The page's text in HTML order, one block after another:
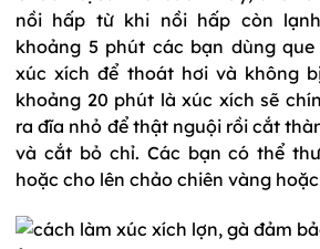
nồi hấp từ khi nồi hấp còn
khoảng 5 phút các bạn dùng
xúc xích để thoát hơi và không
khoảng 20 phút là xúc xích sẽ
ra đĩa nhỏ để thật nguội rồi cắt
và cắt bỏ chỉ. Các bạn có thể
hoặc cho lên chảo chiên vàng